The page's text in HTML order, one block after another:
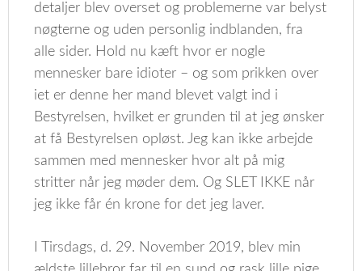
detaljer blev overset og problemerne var belyst
nøgterne og uden personlig indblanden, fra
alle sider. Hold nu kæft hvor er nogle
mennesker bare idioter – og som prikken over
iet er denne her mand blevet valgt ind i
Bestyrelsen, hvilket er grunden til at jeg ønsker
at få Bestyrelsen opløst. Jeg kan ikke arbejde
sammen med mennesker hvor alt på mig
stritter når jeg møder dem. Og SLET IKKE når
jeg ikke får én krone for det jeg laver.
I Tirsdags, d. 29. November 2019, blev min